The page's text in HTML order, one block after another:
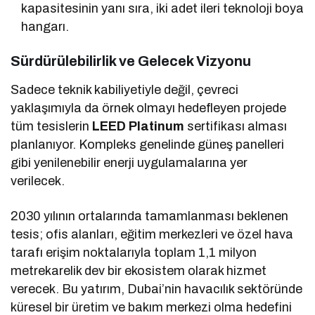
kapasitesinin yanı sıra, iki adet ileri teknoloji boya
hangarı.
Sürdürülebilirlik ve Gelecek Vizyonu
Sadece teknik kabiliyetiyle değil, çevreci
yaklaşımıyla da örnek olmayı hedefleyen projede
tüm tesislerin LEED Platinum sertifikası alması
planlanıyor. Kompleks genelinde güneş panelleri
gibi yenilenebilir enerji uygulamalarına yer
verilecek.
2030 yılının ortalarında tamamlanması beklenen
tesis; ofis alanları, eğitim merkezleri ve özel hava
tarafı erişim noktalarıyla toplam 1,1 milyon
metrekarelik dev bir ekosistem olarak hizmet
verecek. Bu yatırım, Dubai’nin havacılık sektöründe
küresel bir üretim ve bakım merkezi olma hedefini